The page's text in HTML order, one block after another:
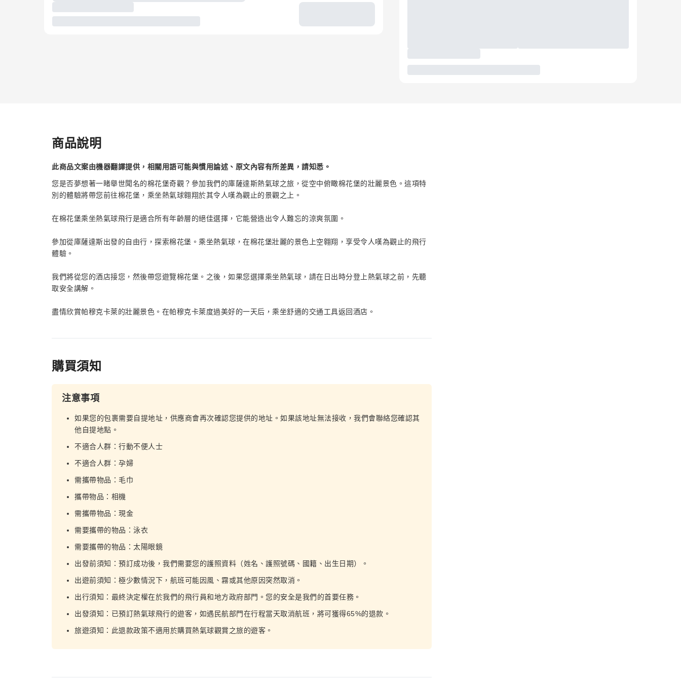
商品說明
此商品文案由機器翻譯提供，相關用語可能與慣用論述、原文內容有所差異，請知悉。
您是否夢想著一睹舉世聞名的棉花堡奇觀？參加我們的庫薩達斯熱氣球之旅，從空中俯瞰棉花堡的壯麗景色。這項特
別的體驗將帶您前往棉花堡，乘坐熱氣球翱翔於其令人嘆為觀止的景觀之上。
在棉花堡乘坐熱氣球飛行是適合所有年齡層的絕佳選擇，它能營造出令人難忘的涼爽氛圍。
參加從庫薩達斯出發的自由行，探索棉花堡。乘坐熱氣球，在棉花堡壯麗的景色上空翱翔，享受令人嘆為觀止的飛行
體驗。
我們將從您的酒店接您，然後帶您遊覽棉花堡。之後，如果您選擇乘坐熱氣球，請在日出時分登上熱氣球之前，先聽
取安全講解。
盡情欣賞帕穆克卡萊的壯麗景色。在帕穆克卡萊度過美好的一天后，乘坐舒適的交通工具返回酒店。
購買須知
注意事項
如果您的包裹需要自提地址，供應商會再次確認您提供的地址。如果該地址無法接收，我們會聯絡您確認其
他自提地點。
不適合人群：行動不便人士
不適合人群：孕婦
需攜帶物品：毛巾
攜帶物品：相機
需攜帶物品：現金
需要攜帶的物品：泳衣
需要攜帶的物品：太陽眼鏡
出發前須知：預訂成功後，我們需要您的護照資料（姓名、護照號碼、國籍、出生日期）。
出遊前須知：極少數情況下，航班可能因風、霧或其他原因突然取消。
出行須知：最終決定權在於我們的飛行員和地方政府部門。您的安全是我們的首要任務。
出發須知：已預訂熱氣球飛行的遊客，如遇民航部門在行程當天取消航班，將可獲得65%的退款。
旅遊須知：此退款政策不適用於購買熱氣球觀賞之旅的遊客。